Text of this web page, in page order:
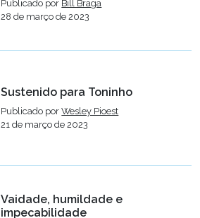
Publicado por Bill Braga
28 de março de 2023
Sustenido para Toninho
Publicado porWesley Pioest
21 de março de 2023
Vaidade, humildade e
impecabilidade